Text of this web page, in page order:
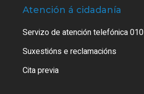
Atención á cidadanía
Servizo de atención telefónica 010
Suxestións e reclamacións
Cita previa